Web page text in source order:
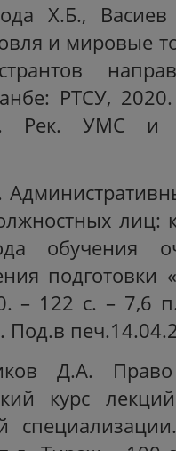
Васиев
и мировые
РТСУ,
Рек. УМС и
лиц:
обучения
подготовки
– 122 с. – 7,6
Право
курс